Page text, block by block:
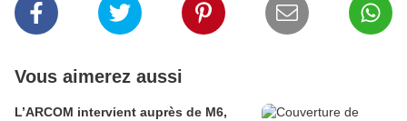
Vous aimerez aussi
L’ARCOM intervient auprès de M6,